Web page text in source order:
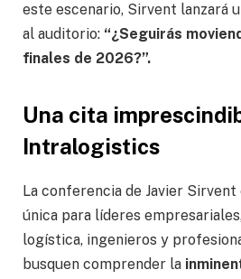
este escenario, Sirvent lanzará
al auditorio: “¿Seguirás
finales de 2026?”.
Una cita
Intralogistics
La conferencia de Javier
única para líderes
logística, ingenieros y
busquen comprender la